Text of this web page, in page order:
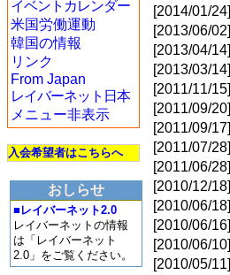
イベントカレンダー
米国労働運動
韓国の情報
リンク
From Japan
レイバーネット日本
メニュー非表示
入会希望者はこちらへ
おしらせ
■レイバーネット2.0
レイバーネットの情報
は「レイバーネット
2.0」をご覧ください。
[2014/01/24]
[2013/06/02]
[2013/04/14]
[2013/03/14]
[2011/11/15]
[2011/09/20]
[2011/09/17]
[2011/07/28]
[2011/06/28]
[2010/12/18]
[2010/06/18]
[2010/06/16]
[2010/06/10]
[2010/05/11]